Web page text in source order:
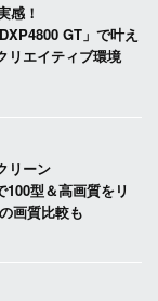
感！
GT」で叶え
リエイティブ環境
リーン
100型＆高画質をリ
画質比較も